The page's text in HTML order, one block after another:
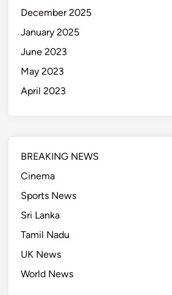
December 2025
January 2025
June 2023
May 2023
April 2023
BREAKING NEWS
Cinema
Sports News
Sri Lanka
Tamil Nadu
UK News
World News